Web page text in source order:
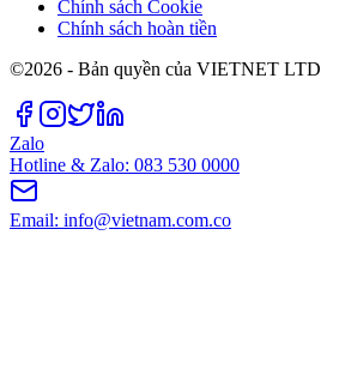
Chính sách Cookie
Chính sách hoàn tiền
©2026 - Bản quyền của VIETNET LTD
Zalo
Hotline & Zalo: 083 530 0000
Email: info@vietnam.com.co